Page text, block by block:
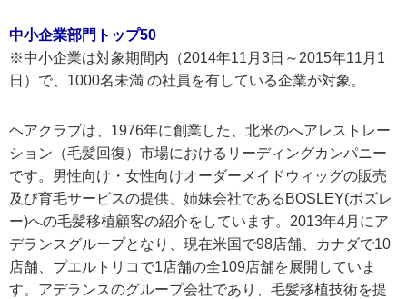
中小企業部門トップ50
※中小企業は対象期間内（2014年11月3日～2015年11月1
日）で、1000名未満 の社員を有している企業が対象。
ヘアクラブは、1976年に創業した、北米のへアレストレー
ション（毛髪回復）市場におけるリーディングカンパニー
です。男性向け・女性向けオーダーメイドウィッグの販売
及び育毛サービスの提供、姉妹会社であるBOSLEY(ボズレ
ー)への毛髪移植顧客の紹介をしています。2013年4月にア
デランスグループとなり、現在米国で98店舗、カナダで10
店舗、プエルトリコで1店舗の全109店舗を展開していま
す。アデランスのグループ会社であり、毛髪移植技術を提